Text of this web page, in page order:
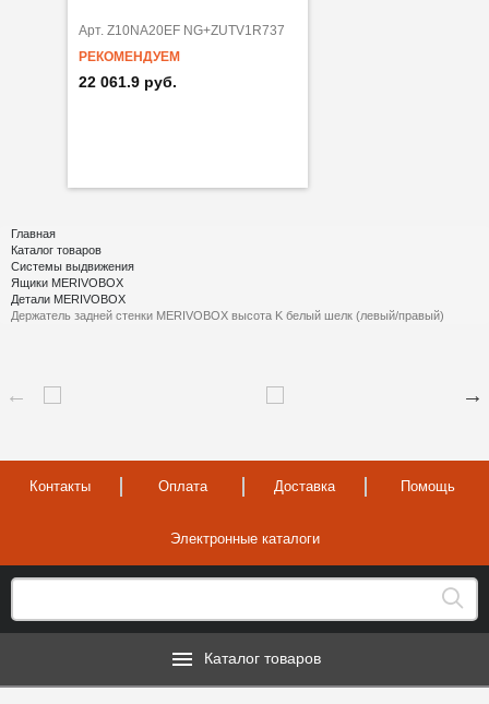
Арт. Z10NA20EF NG+ZUTV1R737
РЕКОМЕНДУЕМ
22 061.9 руб.
Главная
Каталог товаров
Системы выдвижения
Ящики MERIVOBOX
Детали MERIVOBOX
Держатель задней стенки MERIVOBOX высота K белый шелк (левый/правый)
Контакты Оплата Доставка Помощь
Электронные каталоги
Каталог товаров